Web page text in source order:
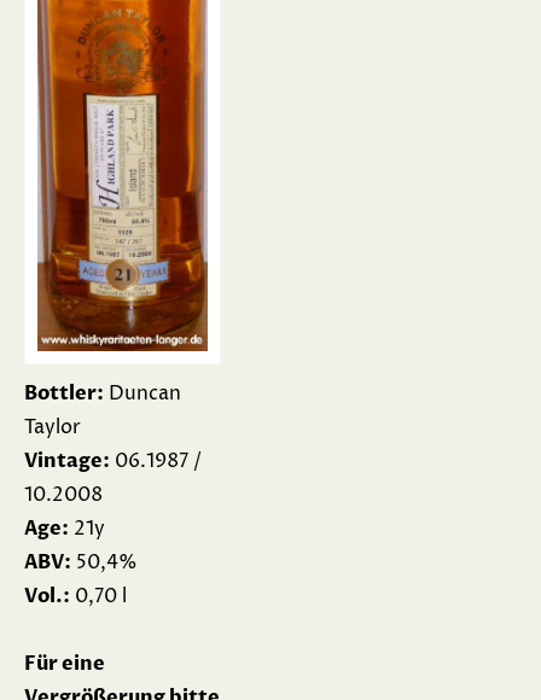
Bottler: Duncan
Taylor
Vintage: 06.1987 /
10.2008
Age: 21y
ABV: 50,4%
Vol.: 0,70 l
Für eine